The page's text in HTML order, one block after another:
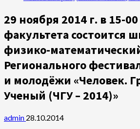
29 ноября 2014 г. в 15-
факультета состоится
физико-
Регионального
и молодёжи «Человек.
Ученый (ЧГУ – 2014)»
admin 28.10.2014